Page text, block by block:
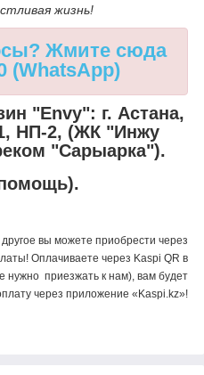
жизнь!
Жмите сюда
(WhatsApp)
"Envy": г. Астана,
НП-2, (ЖК "Инжу
"Сарыарка").
вы можете приобрести через
Оплачиваете через Kaspi QR в
нужно приезжать к нам), вам будет
через приложение «Kaspi.kz»!